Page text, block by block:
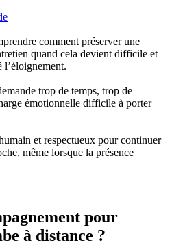
comment préserver une
quand cela devient difficile et
l’éloignement.
trop de temps, trop de
émotionnelle difficile à porter
et respectueux pour continuer
même lorsque la présence
pour
à distance ?